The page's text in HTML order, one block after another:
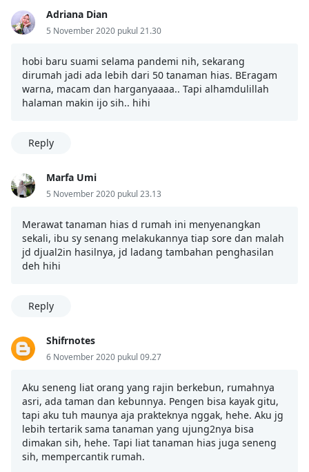
Adriana Dian
5 November 2020 pukul 21.30
hobi baru suami selama pandemi nih, sekarang
dirumah jadi ada lebih dari 50 tanaman hias. BEragam
warna, macam dan harganyaaaa.. Tapi alhamdulillah
halaman makin ijo sih.. hihi
Reply
Marfa Umi
5 November 2020 pukul 23.13
Merawat tanaman hias d rumah ini menyenangkan
sekali, ibu sy senang melakukannya tiap sore dan malah
jd djual2in hasilnya, jd ladang tambahan penghasilan
deh hihi
Reply
Shifrnotes
6 November 2020 pukul 09.27
Aku seneng liat orang yang rajin berkebun, rumahnya
asri, ada taman dan kebunnya. Pengen bisa kayak gitu,
tapi aku tuh maunya aja prakteknya nggak, hehe. Aku jg
lebih tertarik sama tanaman yang ujung2nya bisa
dimakan sih, hehe. Tapi liat tanaman hias juga seneng
sih, mempercantik rumah.